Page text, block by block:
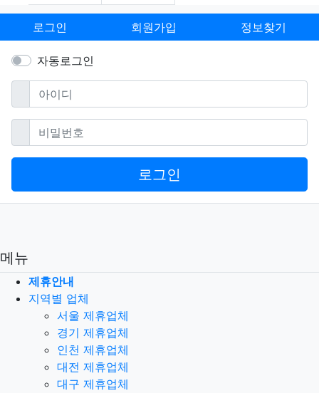
로그인 회원가입 정보찾기
자동로그인
아이디필수
비밀번호필수
로그인
메뉴
제휴안내
지역별 업체
서울 제휴업체
경기 제휴업체
인천 제휴업체
대전 제휴업체
대구 제휴업체